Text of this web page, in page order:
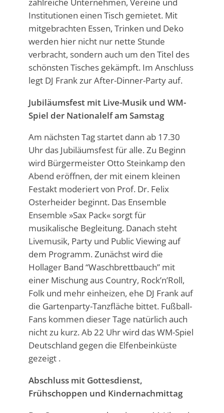
Institutionen einen Tisch gemietet. Mit
mitgebrachten Essen, Trinken und Deko
werden hier nicht nur nette Stunde
verbracht, sondern auch um den Titel des
schönsten Tisches gekämpft. Im Anschluss
legt DJ Frank zur After-Dinner-Party auf.
Jubiläumsfest mit Live-Musik und WM-
Spiel der Nationalelf am Samstag
Am nächsten Tag startet dann ab 17.30
Uhr das Jubiläumsfest für alle. Zu Beginn
wird Bürgermeister Otto Steinkamp den
Abend eröffnen, der mit einem kleinen
Festakt moderiert von Prof. Dr. Felix
Osterheider beginnt. Das Ensemble
Ensemble »Sax Pack« sorgt für
musikalische Begleitung. Danach steht
Livemusik, Party und Public Viewing auf
dem Programm. Zunächst wird die
Hollager Band “Waschbrettbauch” mit
einer Mischung aus Country, Rock’n’Roll,
Folk und mehr einheizen, ehe DJ Frank auf
die Gartenparty-Tanzfläche bittet. Fußball-
Fans kommen dieser Tage natürlich auch
nicht zu kurz. Ab 22 Uhr wird das WM-Spiel
Deutschland gegen die Elfenbeinküste
gezeigt .
Abschluss mit Gottesdienst,
Frühschoppen und Kindernachmittag